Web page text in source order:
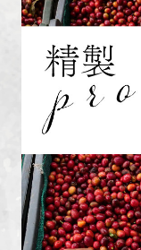
業務用
インドネシ
ア
ミャンマー